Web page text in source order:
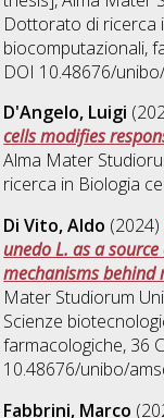
Dottorato di ricerca
biocomputazionali,
DOI 10.48676/
D'Angelo, Luigi
cells modifies
Alma Mater
ricerca in Biologia
Di Vito, Aldo (2024)
unedo L. as a
mechanisms behind
Mater Studiorum
Scienze
farmacologiche, 36
10.48676/unibo/
Fabbrini, Marco